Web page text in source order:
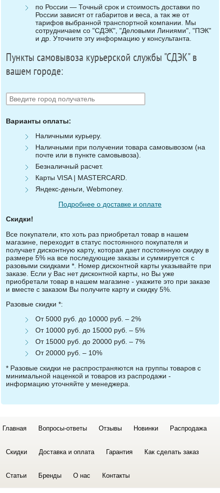
по России — Точный срок и стоимость доставки по
России зависят от габаритов и веса, а так же от
тарифов выбранной транспортной компании. Мы
сотрудничаем со "СДЭК", "Деловыми Линиями", "ПЭК"
и др. Уточните эту информацию у консультанта.
Пункты самовывоза курьерской службы "СДЭК" в
вашем городе:
Варианты оплаты:
Наличными курьеру.
Наличными при получении товара самовывозом (на
почте или в пункте самовывоза).
Безналичный расчет.
Карты VISA | MASTERCARD.
Яндекс-деньги, Webmoney.
Подробнее о доставке и оплате
Скидки!
Все покупатели, кто хоть раз приобретал товар в нашем
магазине, переходит в статус постоянного покупателя и
получает дисконтную карту, которая дает постоянную скидку в
размере 5% на все последующие заказы и суммируется с
разовыми скидками *. Номер дисконтной карты указывайте при
заказе. Если у Вас нет дисконтной карты, но Вы уже
приобретали товар в нашем магазине - укажите это при заказе
и вместе с заказом Вы получите карту и скидку 5%.
Разовые скидки *:
От 5000 руб. до 10000 руб. – 2%
От 10000 руб. до 15000 руб. – 5%
От 15000 руб. до 20000 руб. – 7%
От 20000 руб. – 10%
* Разовые скидки не распространяются на группы товаров с
минимальной наценкой и товаров из распродажи -
информацию уточняйте у менеджера.
Главная Вопросы-ответы Отзывы Новинки Распродажа
Скидки Доставка и оплата Гарантия Как сделать заказ
Статьи Бренды О нас Контакты